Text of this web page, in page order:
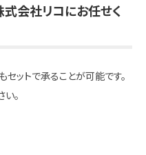
会社リコにお任せく
ットで承ることが可能です。
。